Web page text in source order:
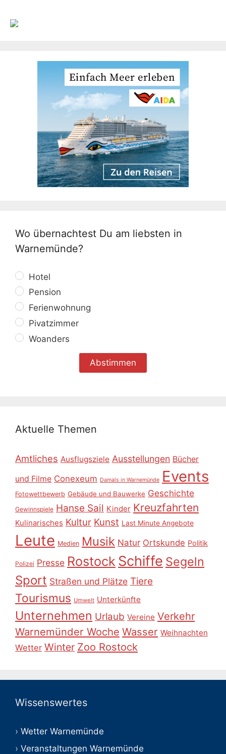
Wo übernachtest Du am liebsten in
Warnemünde?
Hotel
Pension
Ferienwohnung
Pivatzimmer
Woanders
Aktuelle Themen
Amtliches Ausflugsziele Ausstellungen Bücher
und Filme Conexeum Damals in Warnemünde Events
Fotowettbewerb Gebäude und Bauwerke Geschichte
Gewinnspiele Hanse Sail Kinder Kreuzfahrten
Kulinarisches Kultur Kunst Last Minute Angebote
Leute Medien Musik Natur Ortskunde Politik
Polizei Presse Rostock Schiffe Segeln
Sport Straßen und Plätze Tiere
Tourismus Umwelt Unterkünfte
Unternehmen Urlaub Vereine Verkehr
Warnemünder Woche Wasser Weihnachten
Wetter Winter Zoo Rostock
Wissenswertes
Wetter Warnemünde
Veranstaltungen Warnemünde